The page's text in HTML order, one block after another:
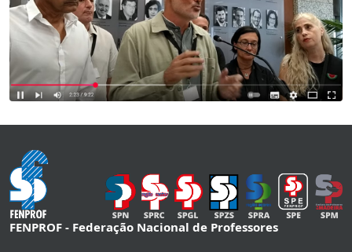
FENPROF - Federação Nacional de Professores